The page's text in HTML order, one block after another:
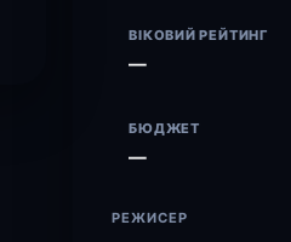
ВІКОВИЙ РЕЙТИНГ
—
БЮДЖЕТ
—
РЕЖИСЕР